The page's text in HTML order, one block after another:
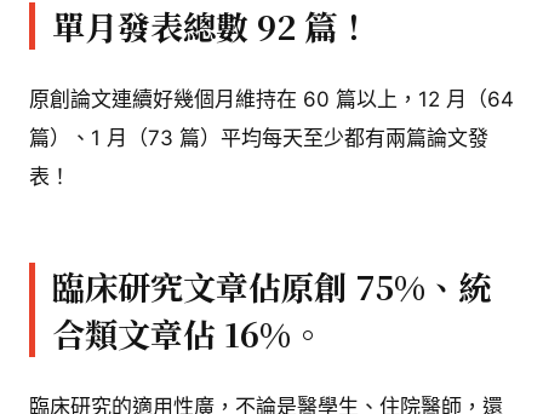
單月發表總數 92 篇！
原創論文連續好幾個月維持在 60 篇以上，12 月（64
篇）、1 月（73 篇）平均每天至少都有兩篇論文發
表！
臨床研究文章佔原創 75%、統
合類文章佔 16%。
臨床研究的適用性廣，不論是醫學生、住院醫師，還